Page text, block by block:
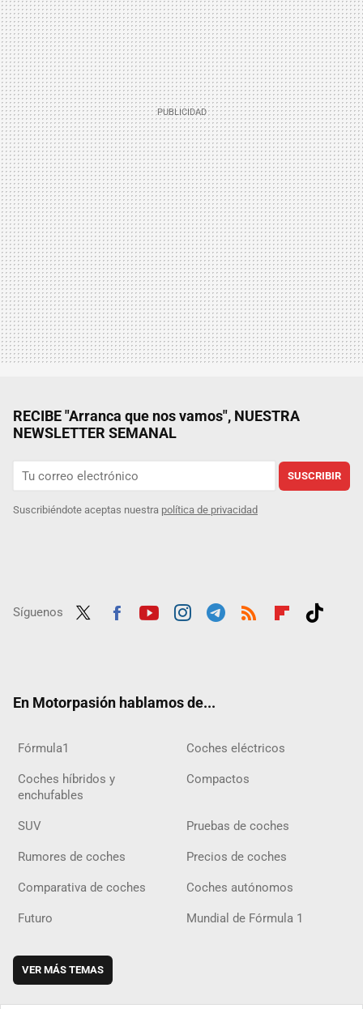
RECIBE "Arranca que nos vamos", NUESTRA
NEWSLETTER SEMANAL
SUSCRIBIR
Suscribiéndote aceptas nuestra política de privacidad
Síguenos
En Motorpasión hablamos de...
Fórmula1 Coches eléctricos
Coches híbridos y
enchufables
Compactos
SUV Pruebas de coches
Rumores de coches Precios de coches
Comparativa de coches Coches autónomos
Futuro Mundial de Fórmula 1
VER MÁS TEMAS